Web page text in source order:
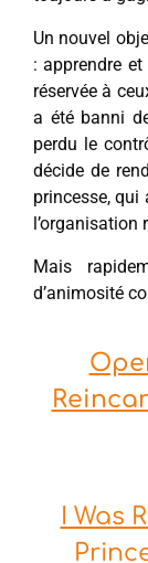
Un nouvel
: apprendre
réservée à
a été banni
perdu le
décide de
princesse, qui
l’organisation
Mais
d’animosité
I Was